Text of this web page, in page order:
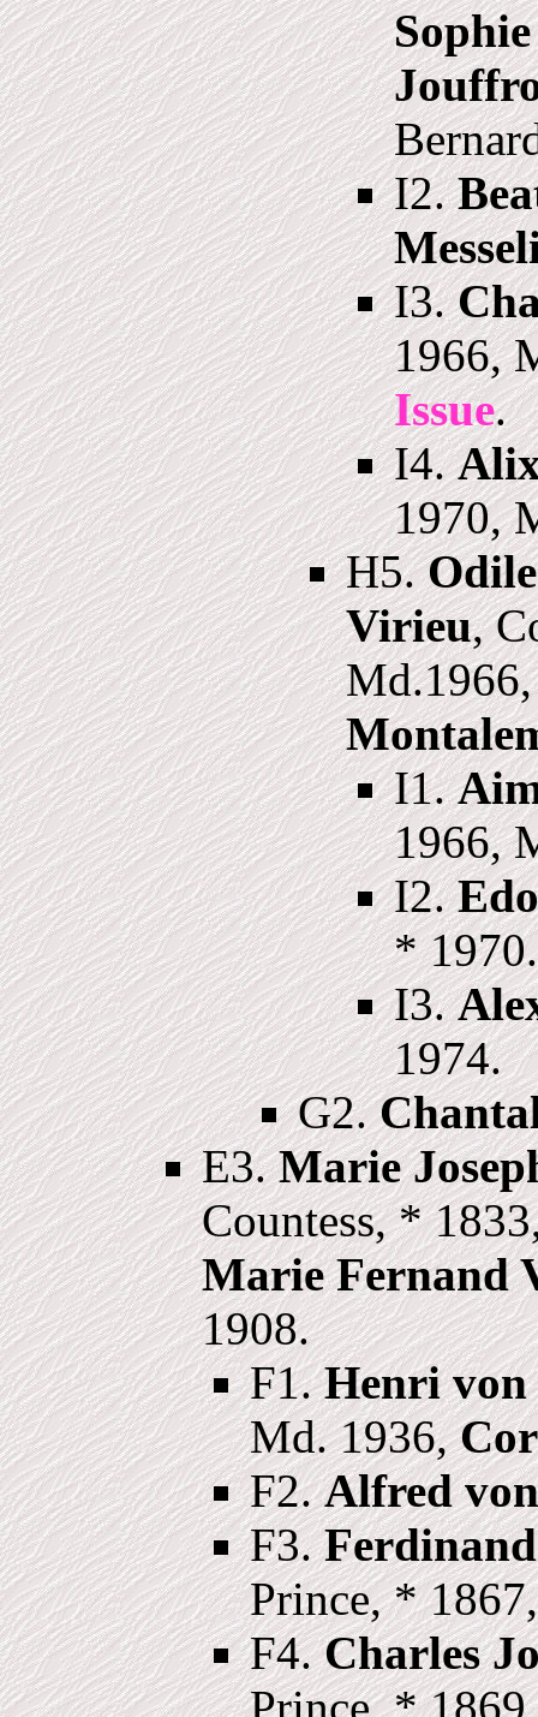
I2.
I3.
1966,
Issue.
I4.
1970,
H5.
Virieu,
I1.
1966,
I2.
* 1970.
I3.
1974.
G2.
E3.Marie
Countess, *
Marie Fernand
1908.
F1.Henri
Md. 1936,
F2.Alfred
F3.
Prince, *
F4.Charles